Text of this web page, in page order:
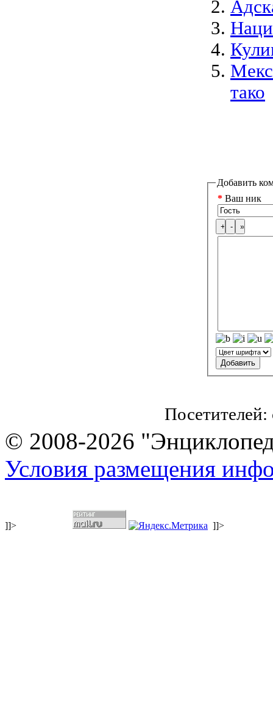
тако
Добавить
* Ваш ник
Посетителей:
© 2008-2026
Условия размещения
]]> ]]>